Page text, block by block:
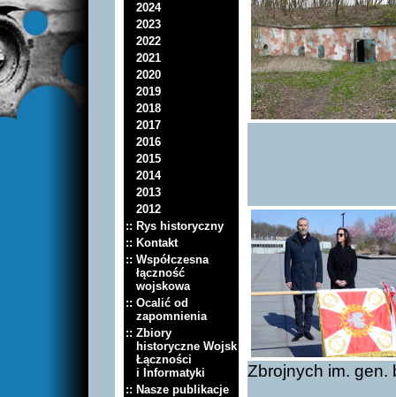
2024
2023
2022
2021
2020
2019
2018
2017
2016
2015
2014
2013
2012
:: Rys historyczny
:: Kontakt
:: Współczesna
łączność
wojskowa
:: Ocalić od
zapomnienia
:: Zbiory
historyczne Wojsk
Łączności
i Informatyki
:: Nasze publikacje
Zbrojnych im. gen.